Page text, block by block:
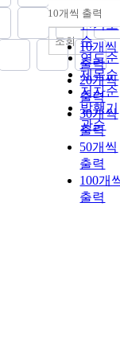
순
인기도
순
연도순
제목순
저자순
발행기
관순
내림
10개씩 출력
10개씩
출력
20개씩
출력
30개씩
출력
50개씩
출력
100개
출력
조회